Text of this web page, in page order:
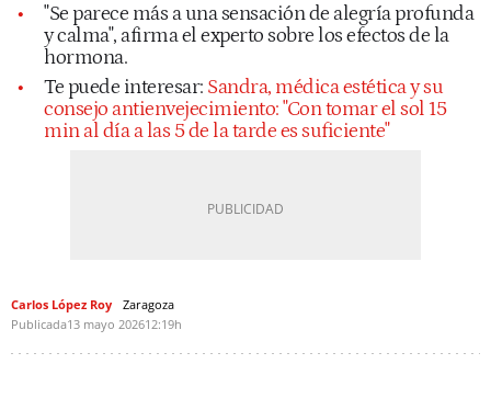
"Se parece más a una sensación de alegría profunda
y calma", afirma el experto sobre los efectos de la
hormona.
Te puede interesar: Sandra, médica estética y su
consejo antienvejecimiento: "Con tomar el sol 15
min al día a las 5 de la tarde es suficiente"
Carlos López Roy
Zaragoza
Publicada13 mayo 202612:19h